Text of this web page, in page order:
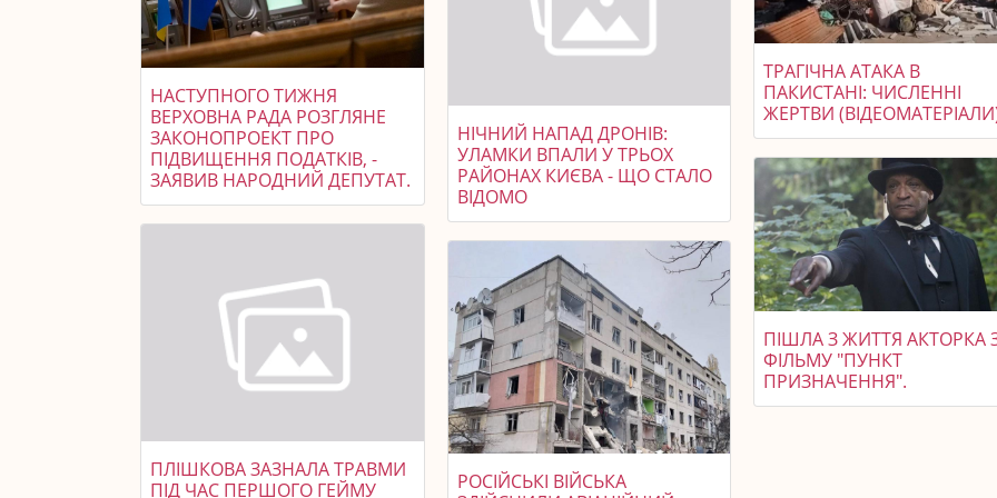
НАСТУПНОГО ТИЖНЯ
ВЕРХОВНА РАДА РОЗГЛЯНЕ
ЗАКОНОПРОЕКТ ПРО
ПІДВИЩЕННЯ ПОДАТКІВ, -
ЗАЯВИВ НАРОДНИЙ ДЕПУТАТ.
ПЛІШКОВА ЗАЗНАЛА ТРАВМИ
ПІД ЧАС ПЕРШОГО ГЕЙМУ
НІЧНИЙ НАПАД ДРОНІВ:
УЛАМКИ ВПАЛИ У ТРЬОХ
РАЙОНАХ КИЄВА - ЩО СТАЛО
ВІДОМО
РОСІЙСЬКІ ВІЙСЬКА
ТРАГІЧНА АТАКА В
ПАКИСТАНІ: ЧИСЛЕННІ
ЖЕРТВИ
ПІШЛА З ЖИТТЯ АКТОРКА
ФІЛЬМУ "ПУНКТ
ПРИЗНАЧЕННЯ".